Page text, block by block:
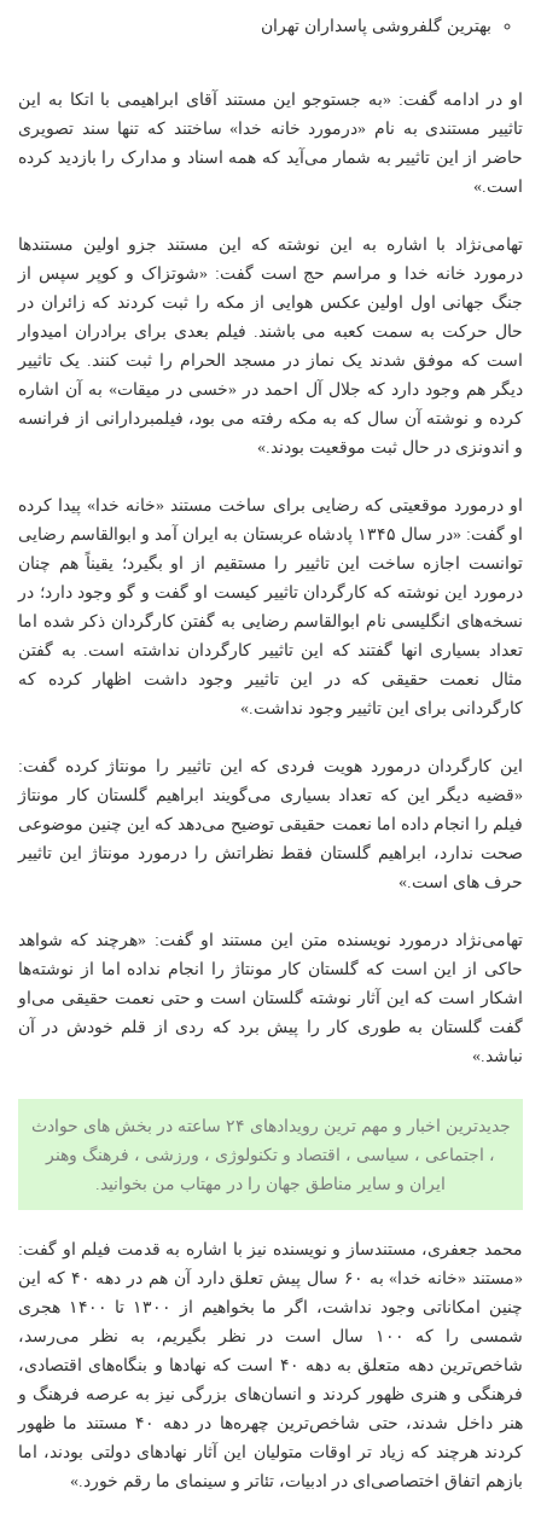
بهترین گلفروشی پاسداران تهران
او در ادامه گفت: «به جستوجو این مستند آقای ابراهیمی با اتکا به این
تاثییر مستندی به نام «درمورد خانه خدا» ساختند که تنها سند تصویری
حاضر از این تاثییر به شمار می‌آید که همه اسناد و مدارک را بازدید کرده
است.»
تهامی‌نژاد با اشاره به این نوشته که این مستند جزو اولین مستندها
درمورد خانه خدا و مراسم حج است گفت: «شوتزاک و کوپر سپس از
جنگ جهانی اول اولین عکس هوایی از مکه را ثبت کردند که زائران در
حال حرکت به سمت کعبه می باشند. فیلم بعدی برای برادران امیدوار
است که موفق شدند یک نماز در مسجد الحرام را ثبت کنند. یک تاثییر
دیگر هم وجود دارد که جلال آل احمد در «خسی در میقات» به آن اشاره
کرده و نوشته آن سال که به مکه رفته می بود، فیلمبردارانی از فرانسه
و اندونزی در حال ثبت موقعیت بودند.»
او درمورد موقعیتی که رضایی برای ساخت مستند «خانه خدا» پیدا کرده
او گفت: «در سال ۱۳۴۵ پادشاه عربستان به ایران آمد و ابوالقاسم رضایی
توانست اجازه ساخت این تاثییر را مستقیم از او بگیرد؛ یقیناً هم چنان
درمورد این نوشته که کارگردان تاثییر کیست او گفت و گو وجود دارد؛ در
نسخه‌های انگلیسی نام ابوالقاسم رضایی به گفتن کارگردان ذکر شده اما
تعداد بسیاری انها گفتند که این تاثییر کارگردان نداشته است. به گفتن
مثال نعمت حقیقی که در این تاثییر وجود داشت اظهار کرده که
کارگردانی برای این تاثییر وجود نداشت.»
این کارگردان درمورد هویت فردی که این تاثییر را مونتاژ کرده گفت:
«قضیه دیگر این که تعداد بسیاری می‌گویند ابراهیم گلستان کار مونتاژ
فیلم را انجام داده اما نعمت حقیقی توضیح می‌دهد که این چنین موضوعی
صحت ندارد، ابراهیم گلستان فقط نظراتش را درمورد مونتاژ این تاثییر
حرف های است.»
تهامی‌نژاد درمورد نویسنده متن این مستند او گفت: «هرچند که شواهد
حاکی از این است که گلستان کار مونتاژ را انجام نداده اما از نوشته‌ها
اشکار است که این آثار نوشته گلستان است و حتی نعمت حقیقی می‌او
گفت گلستان به طوری کار را پیش برد که ردی از قلم خودش در آن
نباشد.»
جدیدترین اخبار و مهم ترین رویدادهای ۲۴ ساعته در بخش های حوادث
، اجتماعی ، سیاسی ، اقتصاد و تکنولوژی ، ورزشی ، فرهنگ وهنر
ایران و سایر مناطق جهان را در مهتاب من بخوانید.
محمد جعفری، مستندساز و نویسنده نیز با اشاره به قدمت فیلم او گفت:
«مستند «خانه خدا» به ۶۰ سال پیش تعلق دارد آن هم در دهه ۴۰ که این
چنین امکاناتی وجود نداشت، اگر ما بخواهیم از ۱۳۰۰ تا ۱۴۰۰ هجری
شمسی را که ۱۰۰ سال است در نظر بگیریم، به نظر می‌رسد،
شاخص‌ترین دهه متعلق به دهه ۴۰ است که نهادها و بنگاه‌های اقتصادی،
فرهنگی و هنری ظهور کردند و انسان‌های بزرگی نیز به عرصه فرهنگ و
هنر داخل شدند، حتی شاخص‌ترین چهره‌ها در دهه ۴۰ مستند ما ظهور
کردند هرچند که زیاد تر اوقات متولیان این آثار نهادهای دولتی بودند، اما
بازهم اتفاق اختصاصی‌ای در ادبیات، تئاتر و سینمای ما رقم خورد.»